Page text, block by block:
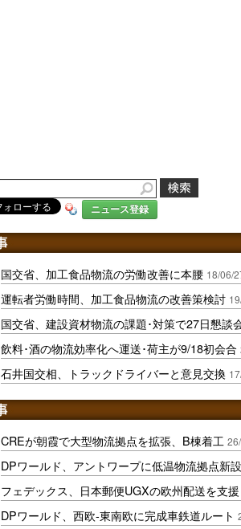
ニュース登録
国交省、加工食品物流の労働改善に本腰 18/06/
運転者労働時間、加工食品物流の改善策検討
国交省、建設資材物流の課題･対策で27日懇談
飲料･酒の物流効率化へ運送･荷主が9/18初会合
石井国交相、トラックドライバーと意見交換
CREが朝霞で大型物流拠点を拡張、B棟着工
DPワールド、アントワープに低温物流拠点新設
フェデックス、日本郵便UGXの欧州配送を支援
DPワールド、西欧-東南欧に完成車鉄道ルート